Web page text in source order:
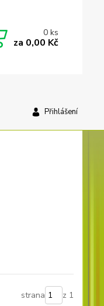
Přihlášení
0 ks
za 0,00 Kč
strana z 1